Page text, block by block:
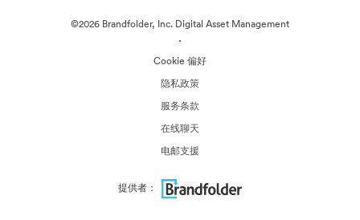
©2026 Brandfolder, Inc. Digital Asset Management
·
Cookie 偏好
隐私政策
服务条款
在线聊天
电邮支援
提供者：